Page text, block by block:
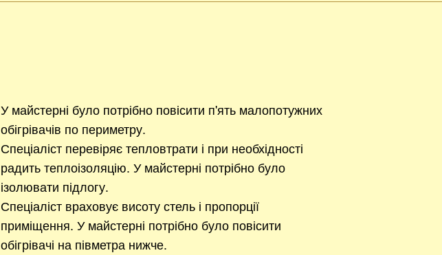
У майстерні було потрібно повісити п'ять малопотужних
обігрівачів по периметру.
Спеціаліст перевіряє тепловтрати і при необхідності
радить теплоізоляцію. У майстерні потрібно було
ізолювати підлогу.
Спеціаліст враховує висоту стель і пропорції
приміщення. У майстерні потрібно було повісити
обігрівачі на півметра нижче.